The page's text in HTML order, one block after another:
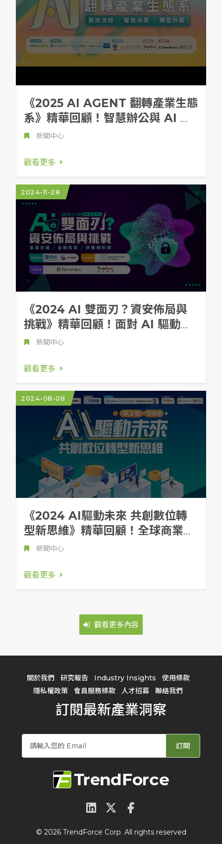
《2025 AI AGENT 翻轉產業生態
系》精華回顧！智慧辦公與 AI 助
理如何重新定義我們的工作型態？
新聞中心
觀看更多
2024-11-28
《2024 AI 雙面刃？資安佈局與
挑戰》精華回顧！面對 AI 驅動的
威脅，企業如何善用 AI 構建智能
新聞中心
觀看更多
2024-08-08
《2024 AI驅動未來 共創數位轉
型新思維》精華回顧！全球商業格
局！企業該如何運用Gen AI+雲服
新聞中心
觀看更多
觀看更多內容
關於我們 研究報告 Industry Insights
使用條款
隱私權政策
會員服務條款 人才招募 聯絡我們
訂閱最新產業洞察
訂閱
© 2026 TrendForce Corp. All rights reserved